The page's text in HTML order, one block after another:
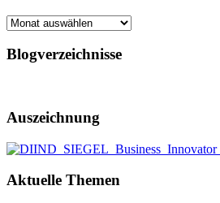
Archiv
Blogverzeichnisse
Auszeichnung
Aktuelle Themen